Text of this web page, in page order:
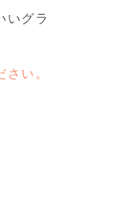
いグラ
い。